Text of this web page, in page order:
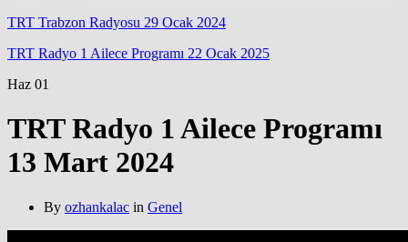
TRT Trabzon Radyosu 29 Ocak 2024
TRT Radyo 1 Ailece Programı 22 Ocak 2025
Haz 01
TRT Radyo 1 Ailece Programı
13 Mart 2024
By ozhankalac in Genel